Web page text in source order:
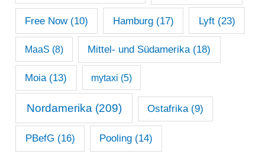
Free Now(10) Hamburg(17) Lyft(23)
MaaS (8) Mittel- und Südamerika (18)
Moia(13) mytaxi (5)
Nordamerika (209) Ostafrika(9)
PBefG (16) Pooling (14)